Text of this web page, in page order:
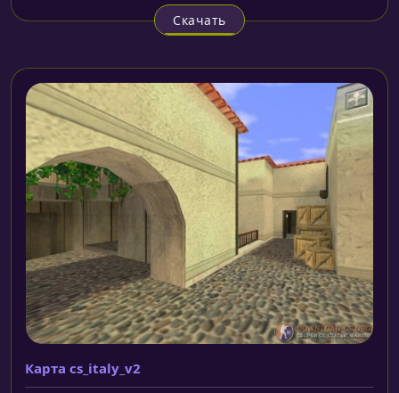
Скачать
Карта cs_italy_v2